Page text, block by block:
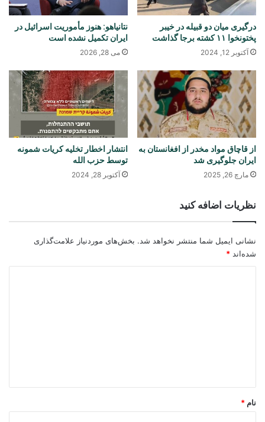
درگیری میان دو قبیله در خیبر
پختونخوا ۱۱ کشته برجا گذاشت
آکتوبر 12, 2024
نتانیاهو: هنوز مأموریت اسرائیل در
ایران تکمیل نشده است
می 28, 2026
از قاچاق مواد مخدر از افغانستان به
ایران جلوگیری شد
مارچ 26, 2025
انتشار اخطار تخلیه کریات شمونه
توسط حزب الله
آکتوبر 28, 2024
نظریات اضافه کنید
نشانی ایمیل شما منتشر نخواهد شد. بخش‌های موردنیاز علامت‌گذاری
شده‌اند *
نام *